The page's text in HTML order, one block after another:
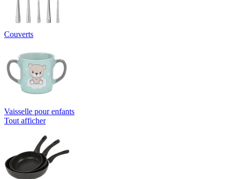
Couverts
Vaisselle pour enfants
Tout afficher